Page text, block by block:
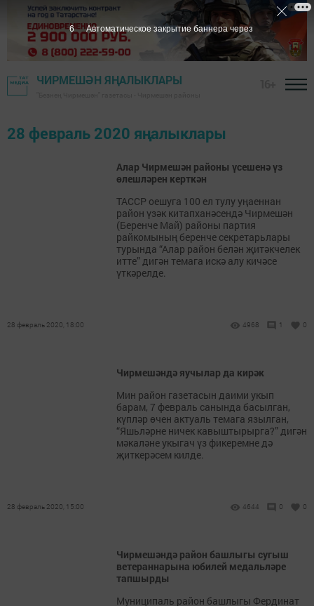
ЧИРМЕШӘН ЯҢАЛЫКЛАРЫ
28 февраль 2020 яңалыклары
Алар Чирмешән районы үсешенә үз
өлешләрен керткән
ТАССР оешуга 100 ел тулу уңаеннан
район үзәк китапханәсендә Чирмешән
(Беренче Май) районы партия
райкомының беренче секретарьлары
турында “Алар район белән җитәкчелек
итте” дигән темага искә алу кичәсе
үткәрелде.
28 февраль 2020, 18:00 4968 1 0
Чирмешәндә яучылар да кирәк
Мин район газетасын даими укып
барам, 7 февраль санында басылган,
күпләр өчен актуаль темага язылган,
“Яшьләрне ничек кавыштырырга?” дигән
мәкаләне укыгач үз фикеремне дә
җиткерәсем килде.
28 февраль 2020, 15:00 4644 0 0
Чирмешәндә район башлыгы сугыш
ветераннарына юбилей медальләре
тапшырды
Муниципаль район башлыгы Фердинат
6 Автоматическое закрытие баннера через